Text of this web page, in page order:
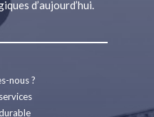
d’aujourd’hui.
nous ?